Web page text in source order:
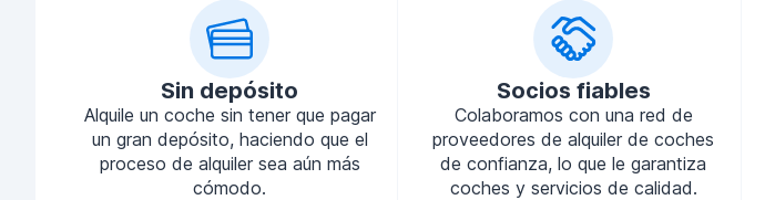
Sin depósito
Alquile un coche sin tener que pagar
un gran depósito, haciendo que el
proceso de alquiler sea aún más
cómodo.
Socios fiables
Colaboramos con una red de
proveedores de alquiler de coches
de confianza, lo que le garantiza
coches y servicios de calidad.